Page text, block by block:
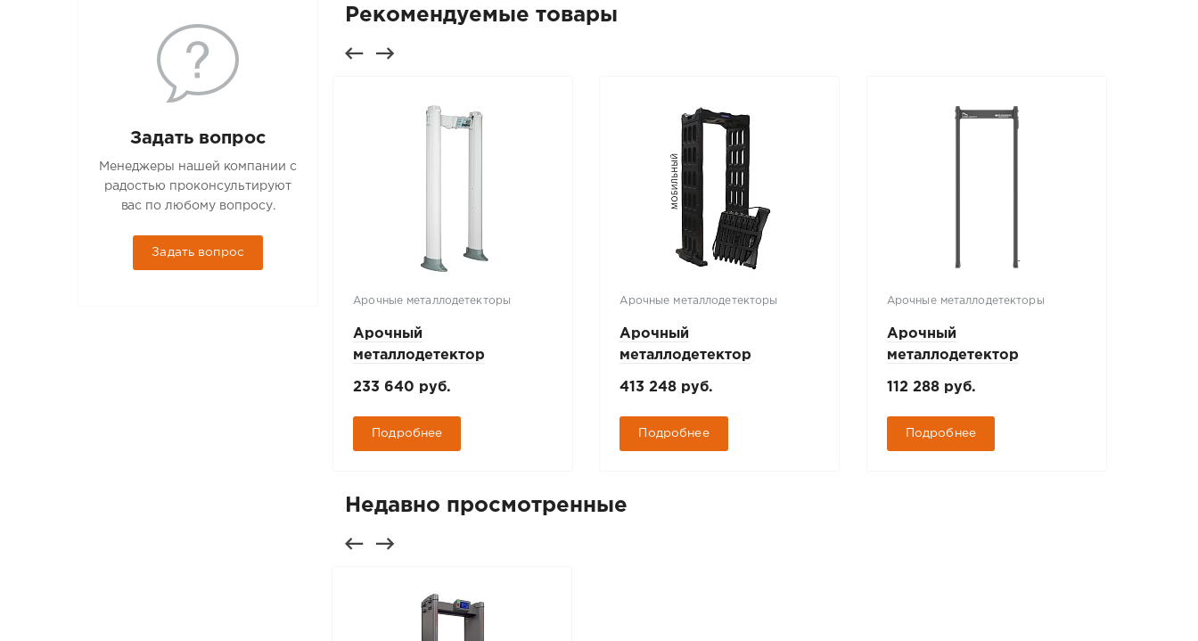
Задать вопрос
Менеджеры нашей компании с
радостью проконсультируют
вас по любому вопросу.
Задать вопрос
Рекомендуемые товары
Арочные металлодетекторы
Арочный
металлодетектор
233 640 руб.
Подробнее
Арочные металлодетекторы
Арочный
металлодетектор
413 248 руб.
Подробнее
Арочные металлодетекторы
Арочный
металлодетектор
112 288 руб.
Подробнее
Недавно просмотренные